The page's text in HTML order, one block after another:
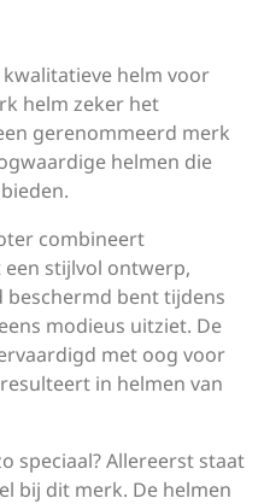
helm voor
helm zeker het
gerenommeerd merk
helmen die
combineert
stijlvol ontwerp,
bent tijdens
modieus uitziet. De
met oog voor
in helmen van
speciaal? Allereerst staat
bij dit merk. De helmen